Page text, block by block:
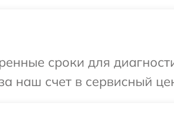
сроки для
наш счет в сервисный